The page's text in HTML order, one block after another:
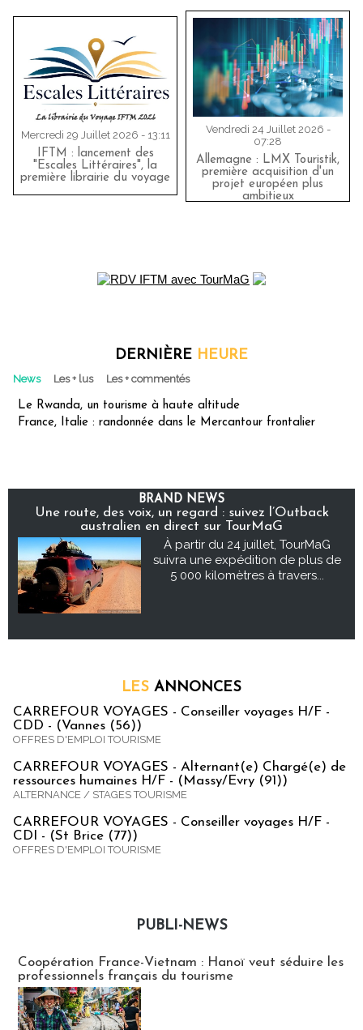
Mercredi 29 Juillet 2026 - 13:11
IFTM : lancement des
"Escales Littéraires", la
première librairie du voyage
Vendredi 24 Juillet 2026 -
07:28
Allemagne : LMX Touristik,
première acquisition d'un
projet européen plus
ambitieux
DERNIÈRE HEURE
News Les + lus Les + commentés
Le Rwanda, un tourisme à haute altitude
France, Italie : randonnée dans le Mercantour frontalier
BRAND NEWS
Une route, des voix, un regard : suivez l’Outback
australien en direct sur TourMaG
À partir du 24 juillet, TourMaG
suivra une expédition de plus de
5 000 kilomètres à travers...
LES ANNONCES
CARREFOUR VOYAGES - Conseiller voyages H/F -
CDD - (Vannes (56))
OFFRES D'EMPLOI TOURISME
CARREFOUR VOYAGES - Alternant(e) Chargé(e) de
ressources humaines H/F - (Massy/Evry (91))
ALTERNANCE / STAGES TOURISME
CARREFOUR VOYAGES - Conseiller voyages H/F -
CDI - (St Brice (77))
OFFRES D'EMPLOI TOURISME
PUBLI-NEWS
Coopération France-Vietnam : Hanoï veut séduire les
professionnels français du tourisme